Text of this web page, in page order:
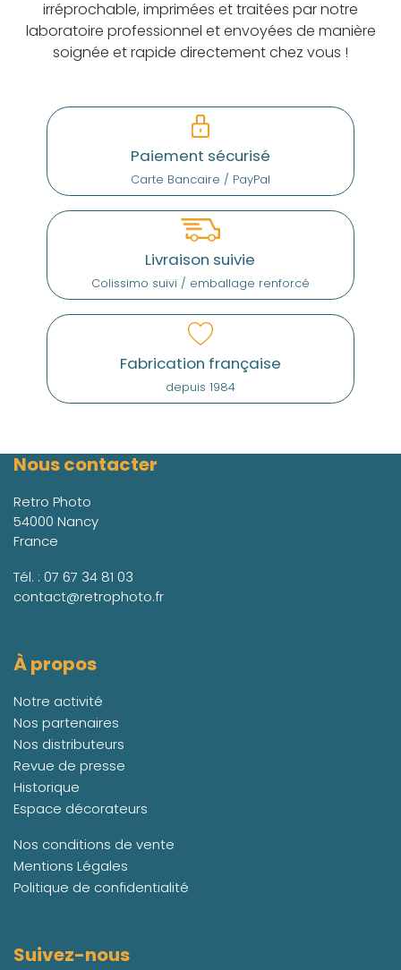
irréprochable, imprimées et traitées par notre
laboratoire professionnel et envoyées de manière
soignée et rapide directement chez vous !
Paiement sécurisé
Carte Bancaire / PayPal
Livraison suivie
Colissimo suivi / emballage renforcé
Fabrication française
depuis 1984
Nous contacter
Retro Photo
54000 Nancy
France
Tél. : 07 67 34 81 03
contact@retrophoto.fr
À propos
Notre activité
Nos partenaires
Nos distributeurs
Revue de presse
Historique
Espace décorateurs
Nos conditions de vente
Mentions Légales
Politique de confidentialité
Suivez-nous